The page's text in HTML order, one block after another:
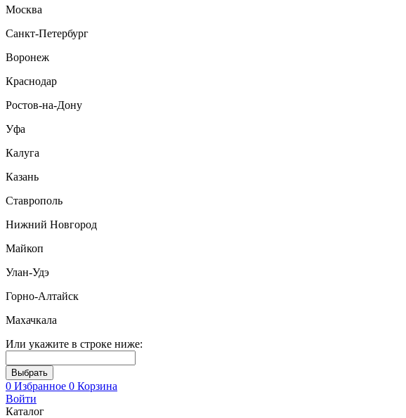
Москва
Санкт-Петербург
Воронеж
Краснодар
Ростов-на-Дону
Уфа
Калуга
Казань
Ставрополь
Нижний Новгород
Майкоп
Улан-Удэ
Горно-Алтайск
Махачкала
Или укажите в строке ниже:
0 Избранное 0 Корзина
Войти
Каталог